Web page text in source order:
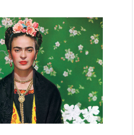
Рейтинги
Архив
Фототоп
Видеотоп